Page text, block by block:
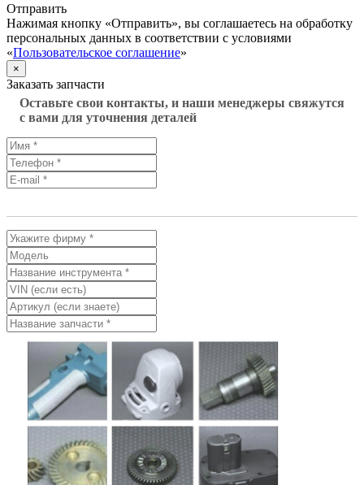
Отправить
Нажимая кнопку «Отправить», вы соглашаетесь на обработку
персональных данных в соответствии с условиями
«Пользовательское соглашение»
×
Заказать запчасти
Оставьте свои контакты, и наши менеджеры свяжутся
с вами для уточнения деталей